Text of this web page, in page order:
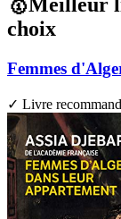
🥇Meilleur
choix
Femmes
✓ Livre